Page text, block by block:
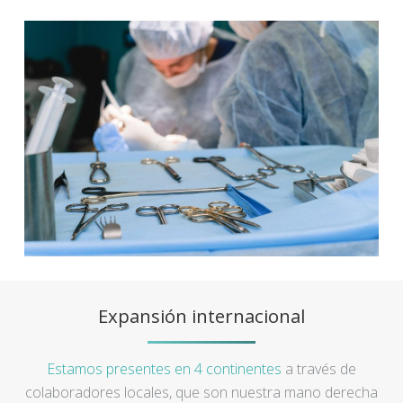
Expansión internacional
Estamos presentes en 4 continentes a través de
colaboradores locales, que son nuestra mano derecha